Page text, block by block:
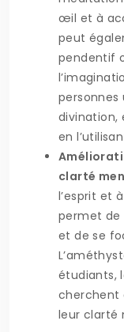
œil et à
peut
pendentif
personnes
divination,
en
clarté
l’esprit et
permet de
et de se
étudiants,
cherchent
leur clarté